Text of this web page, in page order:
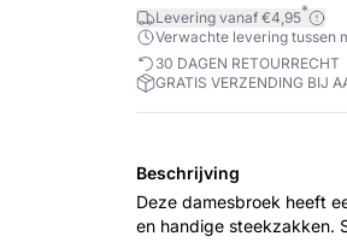
Levering vanaf €4,95*
Verwachte levering tussen
30 DAGEN RETOURRECHT
GRATIS VERZENDING BIJ
Beschrijving
Deze damesbroek heeft
en handige steekzakken.